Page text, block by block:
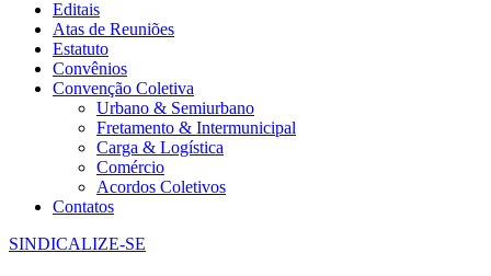
Editais
Atas de Reuniões
Estatuto
Convênios
Convenção Coletiva
Urbano & Semiurbano
Fretamento & Intermunicipal
Carga & Logística
Comércio
Acordos Coletivos
Contatos
SINDICALIZE-SE